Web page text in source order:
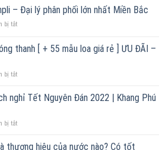
thông
báo
treo
chính
tốt
– Đại lý phân phối lớn nhất Miền Bắc
bị tắtở
nén
liền
–
lý
phân
lớn
Miền
thanh [ + 55 mẫu loa giá rẻ ] ƯU ĐÃI –
bị tắtở
tạo
loa
thanh
+
nghỉ Tết Nguyên Đán 2022 | Khang Phú
bị tắtở
báo]
thương hiệu của nước nào? Có tốt